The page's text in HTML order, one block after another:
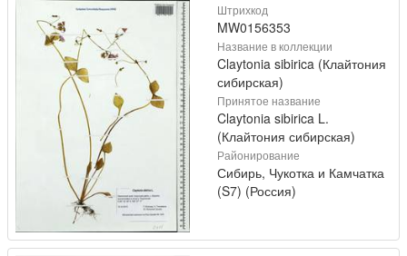
Штрихкод
MW0156353
Название в коллекции
Claytonia sibirica (Клайтония
сибирская)
Принятое название
Claytonia sibirica L.
(Клайтония сибирская)
Районирование
Сибирь, Чукотка и Камчатка
(S7) (Россия)